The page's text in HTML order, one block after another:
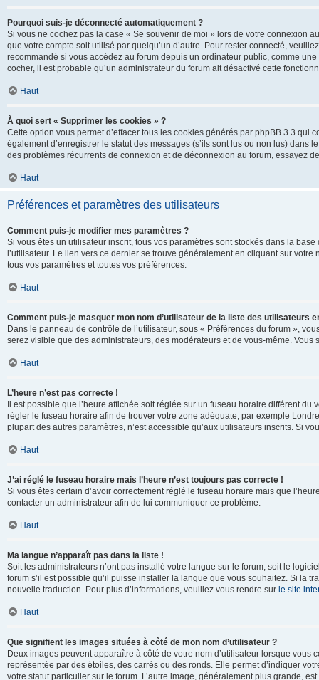
Pourquoi suis-je déconnecté automatiquement ?
Si vous ne cochez pas la case « Se souvenir de moi » lors de votre connexion
que votre compte soit utilisé par quelqu’un d’autre. Pour rester connecté,
recommandé si vous accédez au forum depuis un ordinateur public, comme
cocher, il est probable qu’un administrateur du forum ait désactivé cette
Haut
À quoi sert « Supprimer les cookies » ?
Cette option vous permet d’effacer tous les cookies générés par phpBB 3.3
également d’enregistrer le statut des messages (s’ils sont lus ou non lus)
des problèmes récurrents de connexion et de déconnexion au forum, essayez
Haut
Préférences et paramètres des utilisateurs
Comment puis-je modifier mes paramètres ?
Si vous êtes un utilisateur inscrit, tous vos paramètres sont stockés dans la
l’utilisateur. Le lien vers ce dernier se trouve généralement en cliquant sur
tous vos paramètres et toutes vos préférences.
Haut
Comment puis-je masquer mon nom d’utilisateur de la liste des utilisateurs
Dans le panneau de contrôle de l’utilisateur, sous « Préférences du forum »,
serez visible que des administrateurs, des modérateurs et de vous-même.
Haut
L’heure n’est pas correcte !
Il est possible que l’heure affichée soit réglée sur un fuseau horaire différent
régler le fuseau horaire afin de trouver votre zone adéquate, par exemple
plupart des autres paramètres, n’est accessible qu’aux utilisateurs inscrits. Si
Haut
J’ai réglé le fuseau horaire mais l’heure n’est toujours pas correcte !
Si vous êtes certain d’avoir correctement réglé le fuseau horaire mais que
contacter un administrateur afin de lui communiquer ce problème.
Haut
Ma langue n’apparaît pas dans la liste !
Soit les administrateurs n’ont pas installé votre langue sur le forum, soit le
forum s’il est possible qu’il puisse installer la langue que vous souhaitez. Si la
nouvelle traduction. Pour plus d’informations, veuillez vous rendre sur le site
Haut
Que signifient les images situées à côté de mon nom d’utilisateur ?
Deux images peuvent apparaître à côté de votre nom d’utilisateur lorsque
représentée par des étoiles, des carrés ou des ronds. Elle permet d’indiquer
votre statut particulier sur le forum. L’autre image, généralement plus grande,